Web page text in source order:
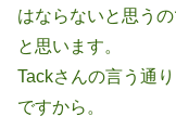
はならないと思う
と思います。
Tackさんの言う通
ですから。